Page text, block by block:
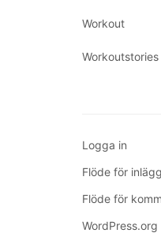
Workout
Workoutstories
Logga in
Flöde för inlägg
Flöde för
WordPress.org